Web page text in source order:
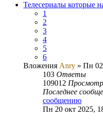
Телесериалы которые
1
2
3
4
5
6
Вложения Anry » Пн
103 Ответы
109012
Последнее
сообщению
Пн 20 окт 2025,